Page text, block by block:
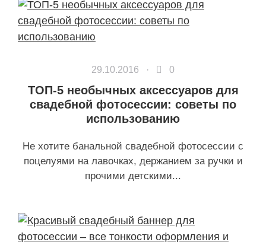
29.10.2016 · 0
ТОП-5 необычных аксессуаров для
свадебной фотосессии: советы по
использованию
Не хотите банальной свадебной фотосессии с
поцелуями на лавочках, держанием за ручки и
прочими детскими...